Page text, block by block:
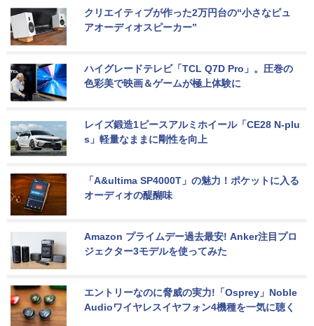
クリエイティブが作った2万円台の“小さなピュ
アオーディオスピーカー”
ハイグレードテレビ「TCL Q7D Pro」。圧巻の
色彩美で映画＆ゲームが極上体験に
レイズ鍛造1ピースアルミホイール「CE28 N-plu
s」軽量なままに剛性を向上
「A&ultima SP4000T」の魅力！ポケットに入る
オーディオの醍醐味
Amazon プライムデー過去最安! Anker注目プロ
ジェクター3モデルを使ってみた
エントリーなのに脅威の実力!「Osprey」Noble
Audioワイヤレスイヤフォン4機種を一気に聴く